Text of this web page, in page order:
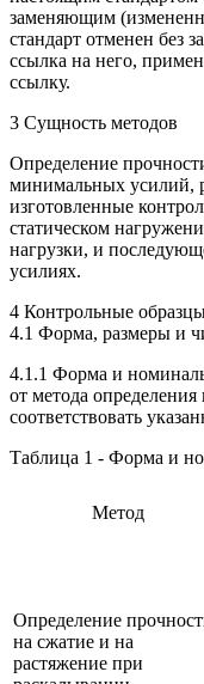
заменяющим
стандарт отменен без
ссылка на него,
ссылку.
3 Сущность методов
Определение
минимальных усилий,
изготовленные
статическом
нагрузки, и
усилиях.
4 Контрольные
4.1 Форма, размеры и
4.1.1 Форма и
от метода
соответствовать
Таблица 1 - Форма и
Метод
Определение
на сжатие и на
растяжение при